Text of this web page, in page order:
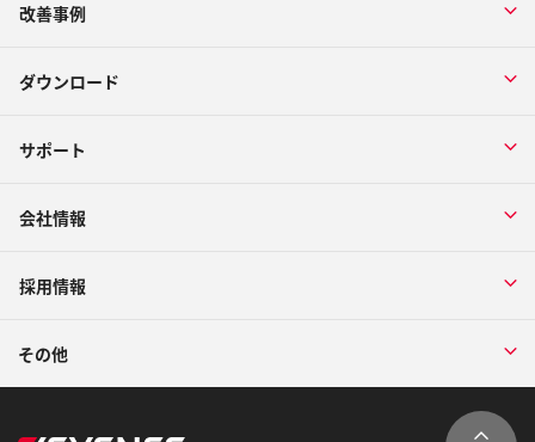
改善事例
ダウンロード
サポート
会社情報
採用情報
その他